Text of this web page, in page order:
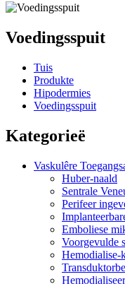
Voedingsspuit
Tuis
Produkte
Hipodermies
Voedingsspuit
Kategorieë
Vaskulêre
Huber-naald
Sentrale
Perifeer
Emboliese
Voorgevulde
Hemodialise-